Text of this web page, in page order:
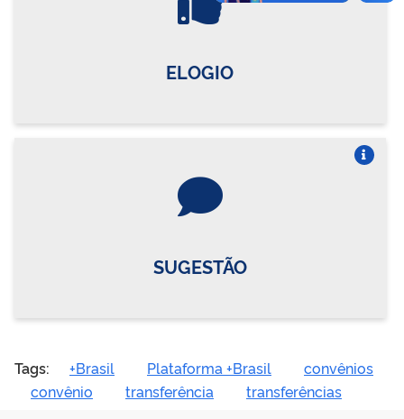
ELOGIO
SUGESTÃO
Tags: +Brasil Plataforma +Brasil
convênios
convênio
transferência transferências